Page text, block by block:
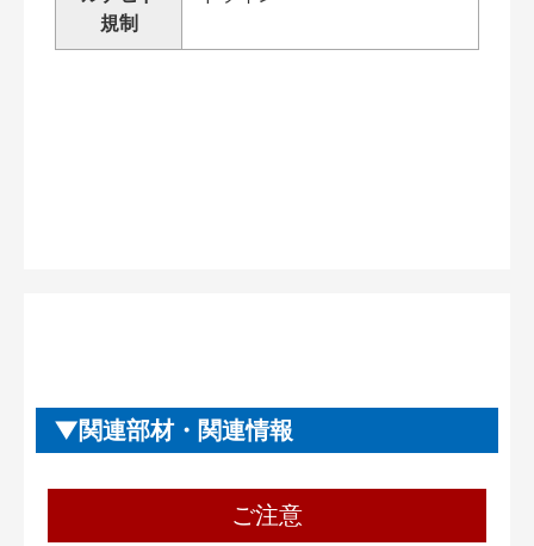
規制
関連部材・関連情報
ご注意